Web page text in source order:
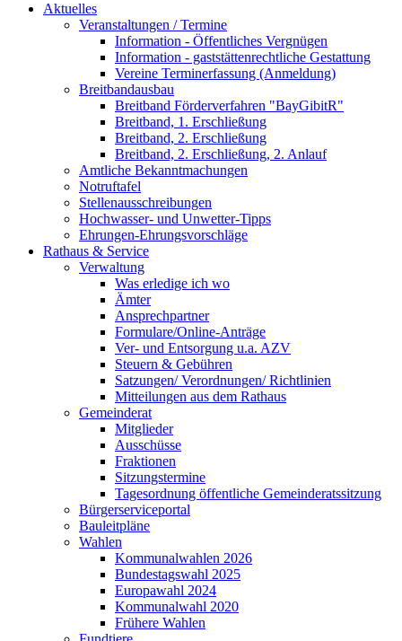
Aktuelles
Veranstaltungen / Termine
Information - Öffentliches Vergnügen
Information - gaststättenrechtliche Gestattung
Vereine Terminerfassung (Anmeldung)
Breitbandausbau
Breitband Förderverfahren "BayGibitR"
Breitband, 1. Erschließung
Breitband, 2. Erschließung
Breitband, 2. Erschließung, 2. Anlauf
Amtliche Bekanntmachungen
Notruftafel
Stellenausschreibungen
Hochwasser- und Unwetter-Tipps
Ehrungen-Ehrungsvorschläge
Rathaus & Service
Verwaltung
Was erledige ich wo
Ämter
Ansprechpartner
Formulare/Online-Anträge
Ver- und Entsorgung u.a. AZV
Steuern & Gebühren
Satzungen/ Verordnungen/ Richtlinien
Mitteilungen aus dem Rathaus
Gemeinderat
Mitglieder
Ausschüsse
Fraktionen
Sitzungstermine
Tagesordnung öffentliche Gemeinderatssitzung
Bürgerserviceportal
Bauleitpläne
Wahlen
Kommunalwahlen 2026
Bundestagswahl 2025
Europawahl 2024
Kommunalwahl 2020
Frühere Wahlen